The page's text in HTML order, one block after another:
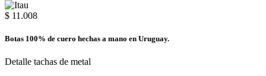
$ 11.008
Botas 100% de cuero hechas a mano en Uruguay.
Detalle tachas de metal